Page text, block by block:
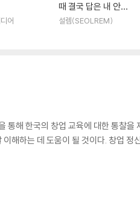
어
때 결국 답은 내 안에
있다
설렘(SEOLREM)
통해 한국의 창업 교육에 대한 통찰
해하는 데 도움이 될 것이다. 창업